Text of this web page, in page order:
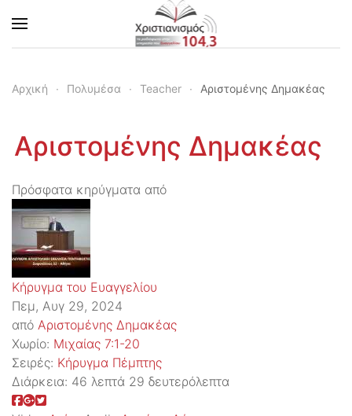
Skip to main content
Αρχική Πολυμέσα Teacher Αριστομένης Δημακέας
Αριστομένης Δημακέας
Πρόσφατα κηρύγματα από
Κήρυγμα του Ευαγγελίου
Πεμ, Αυγ 29, 2024
από Αριστομένης Δημακέας
Χωρίο: Μιχαίας 7:1-20
Σειρές: Kήρυγμα Πέμπτης
Διάρκεια: 46 λεπτά 29 δευτερόλεπτα